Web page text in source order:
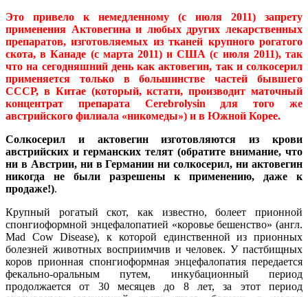
Это привело к немедленному (с июля 2011) запрету
применения Актовегина и любых других лекарственных
препаратов, изготовляемых из тканей крупного рогатого
скота, в Канаде (с марта 2011) и США (с июля 2011), так
что на сегодняшний день как актовегин, так и солкосерил
применяется только в большинстве частей бывшего
СССР, в Китае (который, кстати, производит маточный
концентрат препарата Cerebrolysin для того же
австрийского филиала «никомеды») и в Южной Корее.
Солкосерил и актовегин изготовляются из крови
австрийских и германских телят (обратите внимание, что
ни в Австрии, ни в Германии ни солкосерил, ни актовегин
никогда не были разрешены к применению, даже к
продаже!).
Крупный рогатый скот, как известно, болеет прионной
спонгиоформной энцефалопатией «коровье бешенство» (англ.
Mad Cow Disease), к которой единственной из прионных
болезней животных восприимчив и человек. У пастбищных
коров прионная спонгиоформная энцефалопатия передается
фекально-оральным путем, инкубационный период
продолжается от 30 месяцев до 8 лет, за этот период